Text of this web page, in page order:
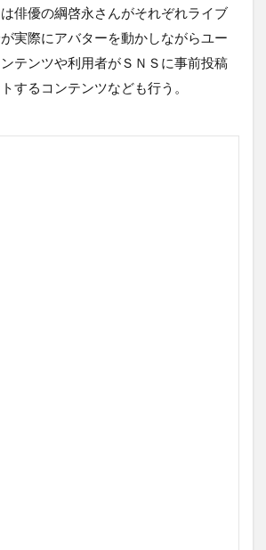
俳優の綱啓永さんがそれぞれライブ
実際にアバターを動かしながらユー
テンツや利用者がＳＮＳに事前投稿
するコンテンツなども行う。